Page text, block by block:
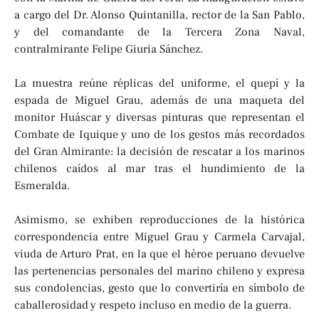
a cargo del Dr. Alonso Quintanilla, rector de la San Pablo,
y del comandante de la Tercera Zona Naval,
contralmirante Felipe Giuria Sánchez.
La muestra reúne réplicas del uniforme, el quepí y la
espada de Miguel Grau, además de una maqueta del
monitor Huáscar y diversas pinturas que representan el
Combate de Iquique y uno de los gestos más recordados
del Gran Almirante: la decisión de rescatar a los marinos
chilenos caídos al mar tras el hundimiento de la
Esmeralda.
Asimismo, se exhiben reproducciones de la histórica
correspondencia entre Miguel Grau y Carmela Carvajal,
viuda de Arturo Prat, en la que el héroe peruano devuelve
las pertenencias personales del marino chileno y expresa
sus condolencias, gesto que lo convertiría en símbolo de
caballerosidad y respeto incluso en medio de la guerra.